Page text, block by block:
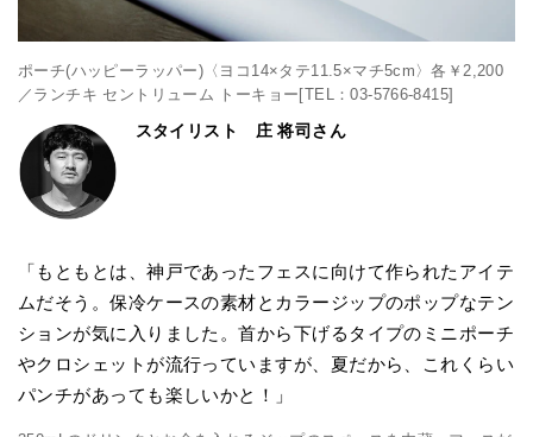
ポーチ(ハッピーラッパー)〈ヨコ14×タテ11.5×マチ5cm〉各￥2,200
／ランチキ セントリューム トーキョー[TEL：03-5766-8415]
スタイリスト 庄 将司さん
「もともとは、神戸であったフェスに向けて作られたアイテ
ムだそう。保冷ケースの素材とカラージップのポップなテン
ションが気に入りました。首から下げるタイプのミニポーチ
やクロシェットが流行っていますが、夏だから、これくらい
パンチがあっても楽しいかと！」